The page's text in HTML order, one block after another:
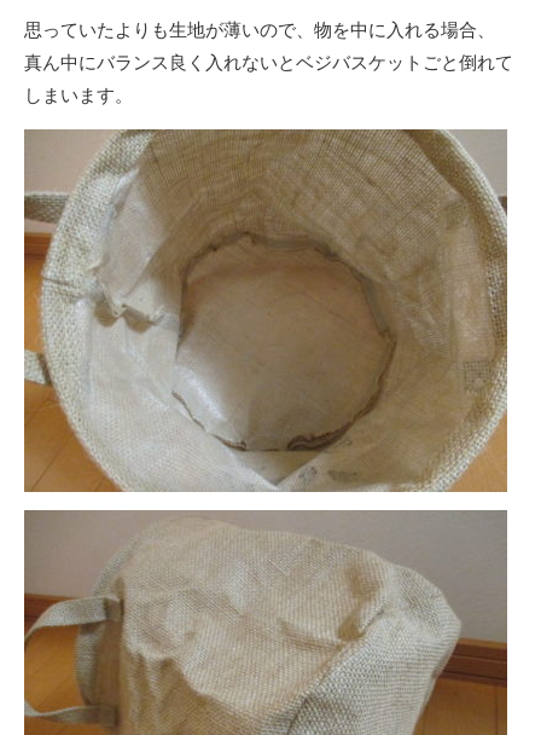
思っていたよりも生地が薄いので、物を中に入れる場合、
真ん中にバランス良く入れないとベジバスケットごと倒れて
しまいます。